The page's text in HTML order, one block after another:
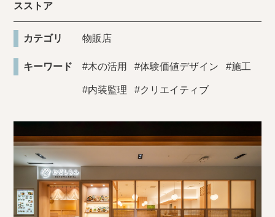
スストア
カテゴリ 物販店
キーワード #木の活用 #体験価値デザイン #施工
#内装監理 #クリエイティブ